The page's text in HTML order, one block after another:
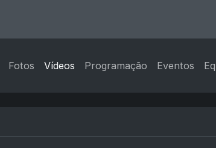
Fotos Vídeos Programação Eventos